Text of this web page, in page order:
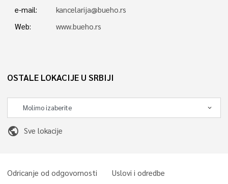
e-mail:
kancelarija@bueho.rs
Web:
www.bueho.rs
OSTALE LOKACIJE U SRBIJI
public Sve lokacije
Odricanje od odgovornosti Uslovi i odredbe